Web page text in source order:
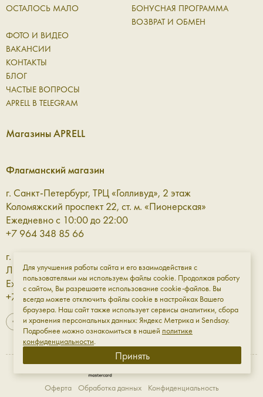
ОСТАЛОСЬ МАЛО
БОНУСНАЯ ПРОГРАММА
ВОЗВРАТ И ОБМЕН
ФОТО И ВИДЕО
ВАКАНСИИ
КОНТАКТЫ
БЛОГ
ЧАСТЫЕ ВОПРОСЫ
APRELL В TELEGRAM
Магазины APRELL
Флагманский магазин
г. Санкт-Петербург, ТРЦ «Голливуд», 2 этаж
Коломяжский проспект 22, ст. м. «Пионерская»
Ежедневно с 10:00 до 22:00
+7 964 348 85 66
г. Санкт-Петербург, ТРЦ «Галерея» 3 этаж
Лиговский проспект, 30а, ст. м. «Площадь Восстания»
Ежедневно с 10:00 до 23:00
+7 961 811-18-98
Оферта Обработка данных Конфиденциальность
Для улучшения работы сайта и его взаимодействия с
пользователями мы используем файлы cookie. Продолжая работу
с сайтом, Вы разрешаете использование cookie-файлов. Вы
всегда можете отключить файлы cookie в настройках Вашего
браузера. Наш сайт также использует сервисы аналитики, сбора
и хранения персональных данных: Яндекс Метрика и Sendsay.
Подробнее можно ознакомиться в нашей политике
конфиденциальности.
Принять